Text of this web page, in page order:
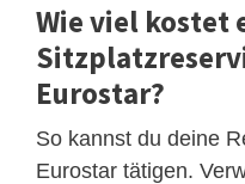
Wie viel kostet
Eurostar?
So kannst du deine
Eurostar tätigen.